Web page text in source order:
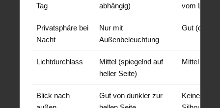
Tag
abhängig)
vom Licht)
Privatsphäre bei
Nacht
Nur mit
Außenbeleuchtung
Gut (diffus,
Lichtdurchlass
Mittel (spiegelnd auf
heller Seite)
Mittel bis
Blick nach
Gut von dunkler zur
Keine klare